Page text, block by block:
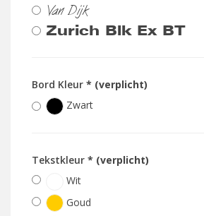
Van Dijk
Zurich Blk Ex BT
Bord Kleur * (verplicht)
Zwart
Tekstkleur * (verplicht)
Wit
Goud